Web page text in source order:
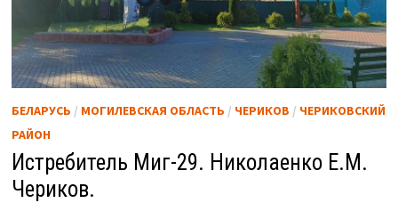
БЕЛАРУСЬ / МОГИЛЕВСКАЯ ОБЛАСТЬ / ЧЕРИКОВ / ЧЕРИКОВСКИЙ
РАЙОН
Истребитель Миг-29. Николаенко Е.М.
Чериков.